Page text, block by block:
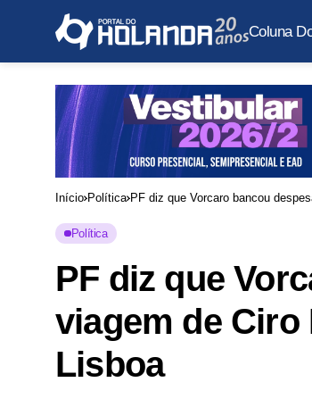
Coluna
Início Política PF diz que Vorcaro bancou
Política
PF diz que
viagem de Ciro
Lisboa